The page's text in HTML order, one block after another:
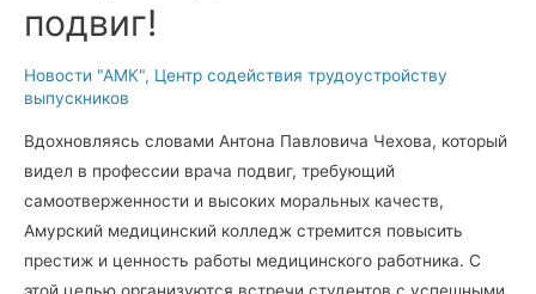
подвиг!
Новости "АМК", Центр содействия трудоустройству
выпускников
Вдохновляясь словами Антона Павловича Чехова, который
видел в профессии врача подвиг, требующий
самоотверженности и высоких моральных качеств,
Амурский медицинский колледж стремится повысить
престиж и ценность работы медицинского работника. С